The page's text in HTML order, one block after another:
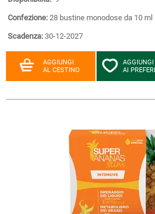
Confezione: 28 bustine monodose da 10 ml
Scadenza: 30-12-2027
AGGIUNGI
AL CESTINO
AGGIUNGI
AI